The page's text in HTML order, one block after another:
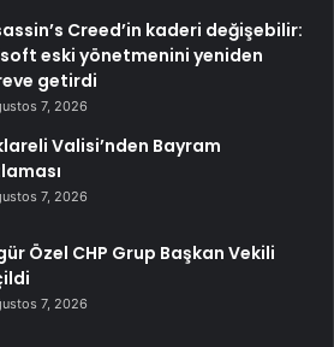
Creed’in kaderi değişebilir:
eski yönetmenini yeniden
getirdi
7, 2026
Valisi’nden Bayram
7, 2026
Özel CHP Grup Başkan Vekili
7, 2026